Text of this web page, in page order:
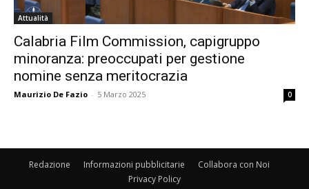
Attualità
Calabria Film Commission, capigruppo
minoranza: preoccupati per gestione
nomine senza meritocrazia
Maurizio De Fazio - 5 Marzo 2025 0
Redazione Informazioni pubblicitarie
Collabora con Noi
Privacy Policy